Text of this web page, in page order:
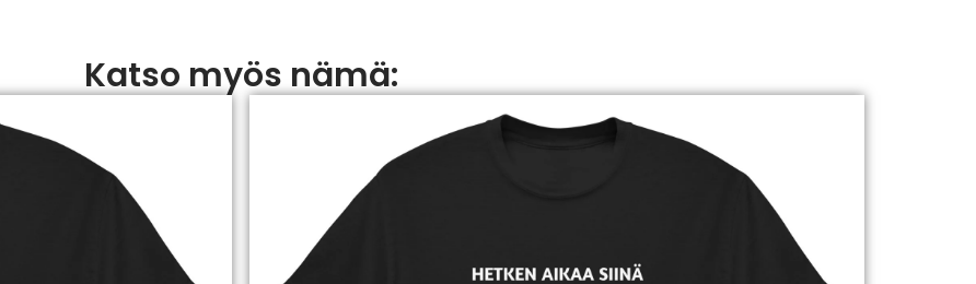
Katso myös nämä: